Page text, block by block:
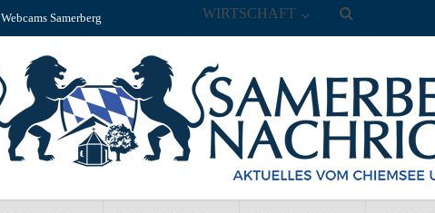
Webcams Samerberg WIRTSCHAFT